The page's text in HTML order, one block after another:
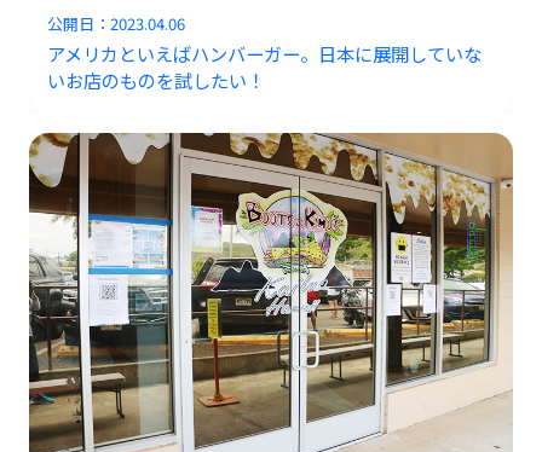
公開日：2023.04.06
アメリカといえばハンバーガー。日本に展開していな
いお店のものを試したい！